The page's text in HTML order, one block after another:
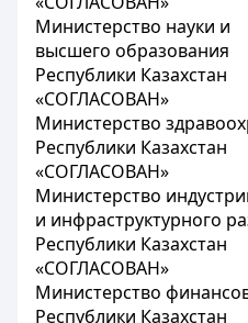
Министерство науки и
высшего образования
Республики Казахстан
«СОГЛАСОВАН»
Министерство
Республики Казахстан
«СОГЛАСОВАН»
Министерство
и инфраструктурного
Республики Казахстан
«СОГЛАСОВАН»
Министерство
Республики Казахстан